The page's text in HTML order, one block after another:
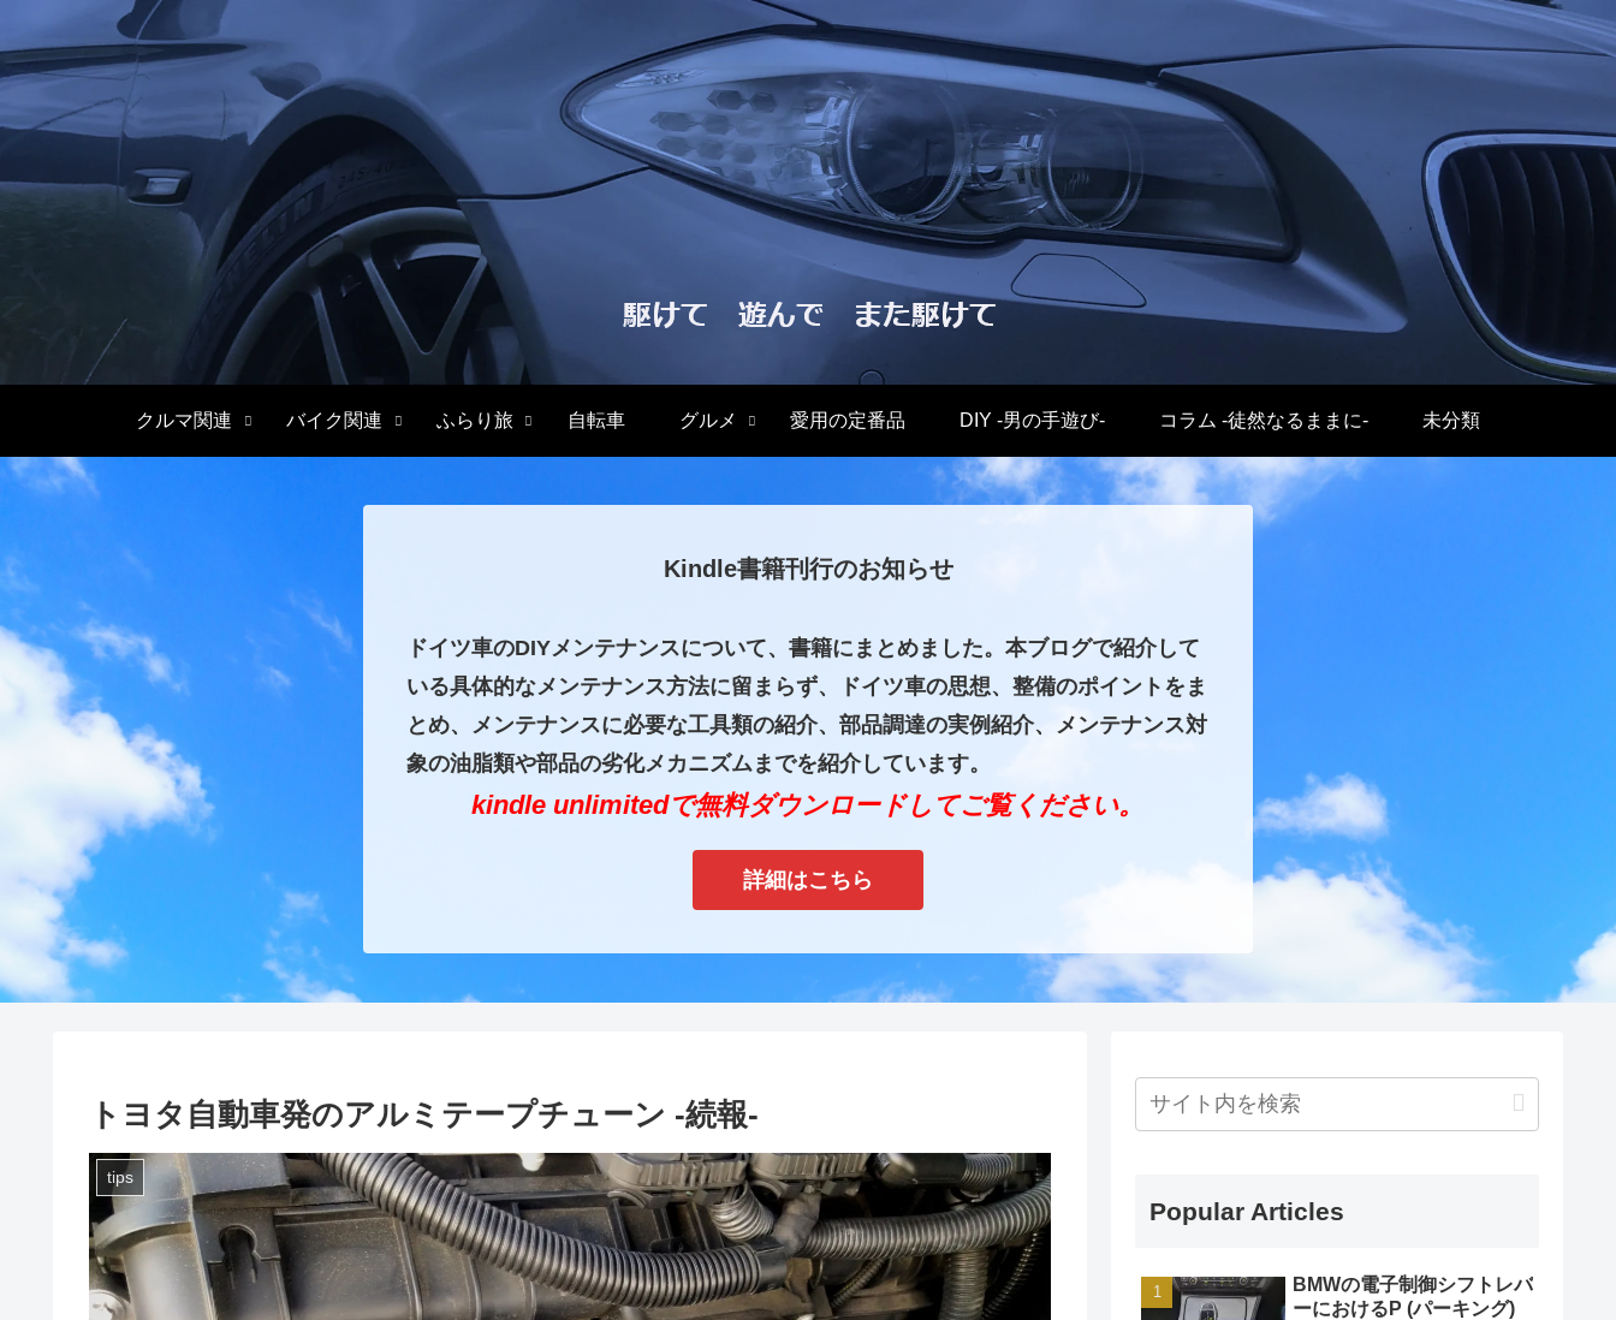
クルマ関連 バイク関連 ふらり旅 自転車 グルメ 愛用の定番品 DIY -男の手遊び- コラム -徒然なるままに- 未分類
Kindle書籍刊行のお知らせ
ドイツ車のDIYメンテナンスについて、書籍にまとめました。本ブログで紹介して
いる具体的なメンテナンス方法に留まらず、ドイツ車の思想、整備のポイントをま
とめ、メンテナンスに必要な工具類の紹介、部品調達の実例紹介、メンテナンス対
象の油脂類や部品の劣化メカニズムまでを紹介しています。
kindle unlimitedで無料ダウンロードしてご覧ください。
詳細はこちら
トヨタ自動車発のアルミテープチューン -続報-
tips
Popular Articles
BMWの電子制御シフトレバ
ーにおけるP (パーキング)